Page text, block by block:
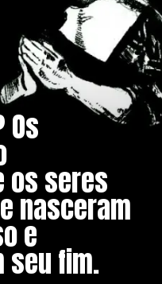
os seres
nasceram
e
seu fim.